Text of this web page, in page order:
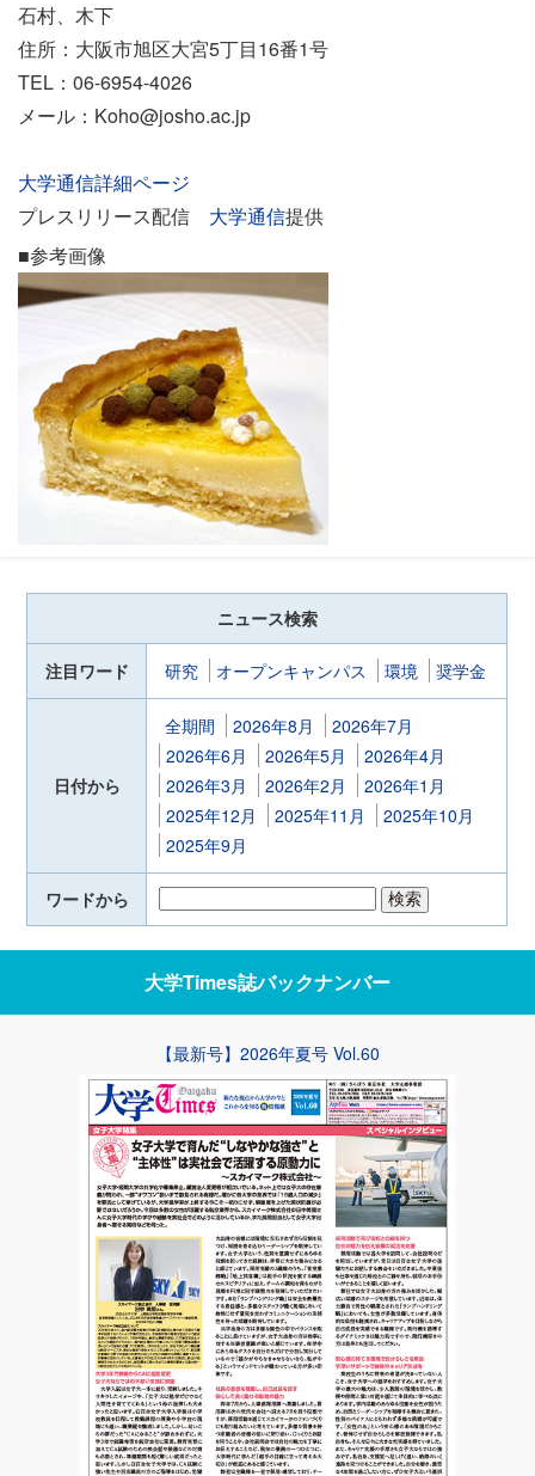
石村、木下
住所：大阪市旭区大宮5丁目16番1号
TEL：06-6954-4026
メール：Koho@josho.ac.jp
大学通信詳細ページ
プレスリリース配信 大学通信提供
■参考画像
ニュース検索
注目ワード 研究 オープンキャンパス 環境 奨学金
日付から
全期間 2026年8月
2026年7月
2026年6月
2026年5月
2026年4月
2026年3月
2026年2月
2026年1月
2025年12月
2025年11月
2025年10月
2025年9月
ワードから
大学Times誌バックナンバー
【最新号】2026年夏号 Vol.60